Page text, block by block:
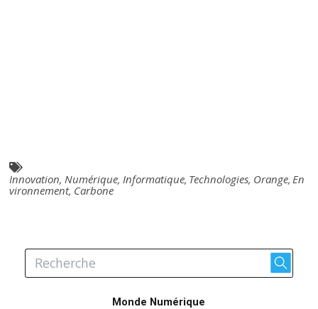
Innovation, Numérique, Informatique, Technologies, Orange, En
vironnement, Carbone
Monde Numérique